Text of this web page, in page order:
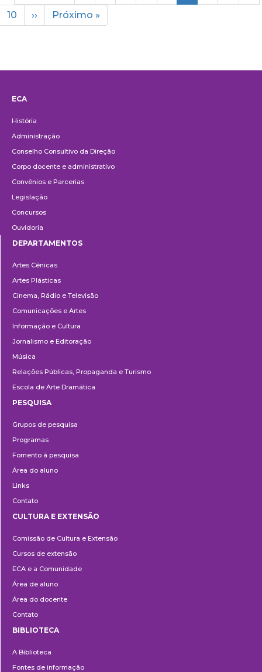
page
page
page
Page
10
Next
page
››
Last
page
Próximo »
ECA
História
Administração
Conselho Consultivo da Direção
Corpo docente e administrativo
Convênios e Parcerias
Legislação
Concursos
Ouvidoria
DEPARTAMENTOS
Artes Cênicas
Artes Plásticas
Cinema, Rádio e Televisão
Comunicações e Artes
Informação e Cultura
Jornalismo e Editoração
Música
Relações Públicas, Propaganda e Turismo
Escola de Arte Dramática
PESQUISA
Grupos de pesquisa
Programas
Fomento à pesquisa
Área do aluno
Links
Contato
e
Extensão
CULTURA E EXTENSÃO
Comissão de Cultura e Extensão
Cursos de extensão
ECA e a Comunidade
Área de aluno
Área do docente
Contato
BIBLIOTECA
A Biblioteca
Fontes de informação